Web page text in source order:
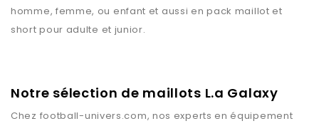
homme, femme, ou enfant et aussi en pack maillot et
short pour adulte et junior.
Notre sélection de maillots L.a Galaxy
Chez football-univers.com, nos experts en équipement